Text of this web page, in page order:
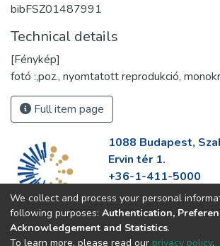
bibFSZ01487991
Technical details
[Fénykép]
fotó :,poz., nyomtatott reprodukció,
Full item page
1088 Budapest,
Ervin tér 1.
+36-1-411-5000
info@fszek.hu
https://fszek.hu
We collect and process your personal
following purposes: Authentication,
Acknowledgement and Statistics.
To learn more, please read our privacy policy.